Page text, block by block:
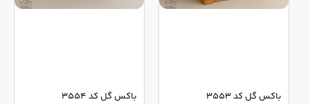
باکس گل کد 3553 باکس گل کد 3554